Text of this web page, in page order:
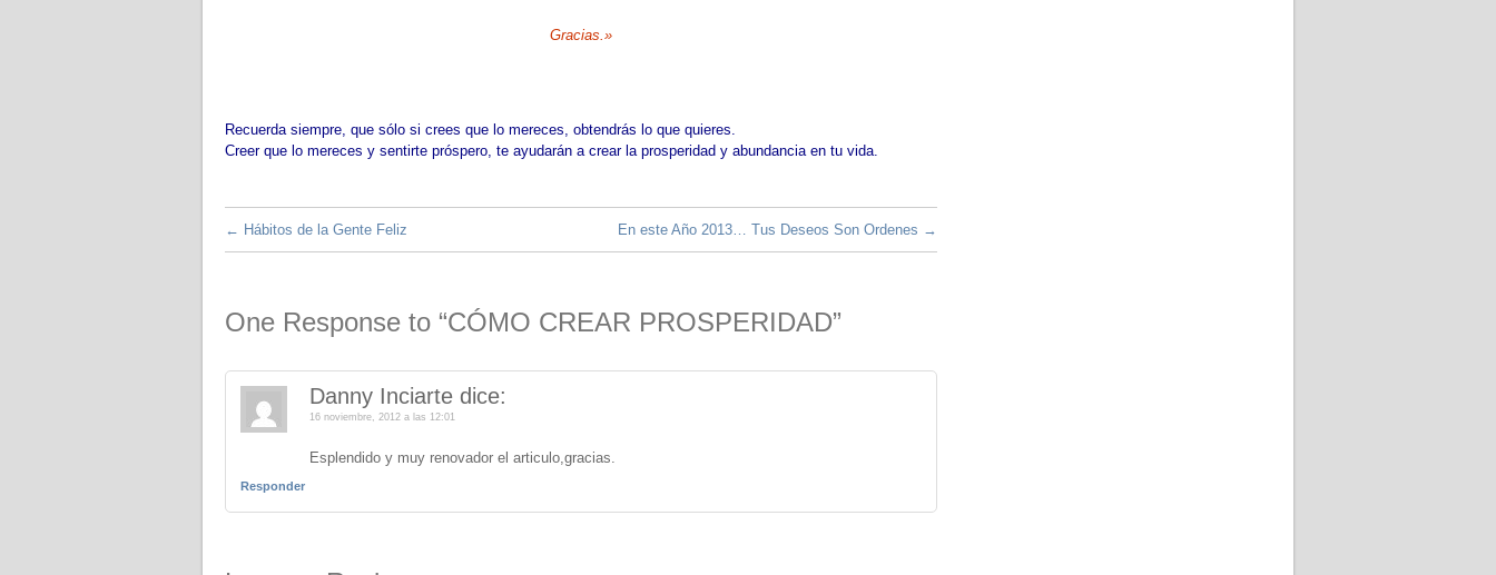
Gracias.»
Recuerda siempre, que sólo si crees que lo mereces, obtendrás lo que quieres.
Creer que lo mereces y sentirte próspero, te ayudarán a crear la prosperidad y abundancia en tu vida.
← Hábitos de la Gente Feliz En este Año 2013… Tus Deseos Son Ordenes →
One Response to “CÓMO CREAR PROSPERIDAD”
Danny Inciarte dice:
16 noviembre, 2012 a las 12:01
Esplendido y muy renovador el articulo,gracias.
Responder